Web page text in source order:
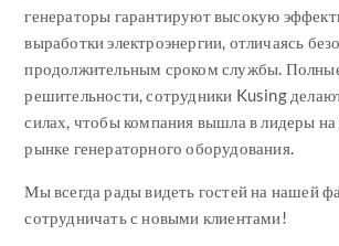
генераторы гарантируют высокую
выработки электроэнергии, отличаясь
продолжительным сроком службы.
решительности, сотрудники Kusing
силах, чтобы компания вышла в лидеры
рынке генераторного оборудования.
Мы всегда рады видеть гостей на нашей
сотрудничать с новыми клиентами!